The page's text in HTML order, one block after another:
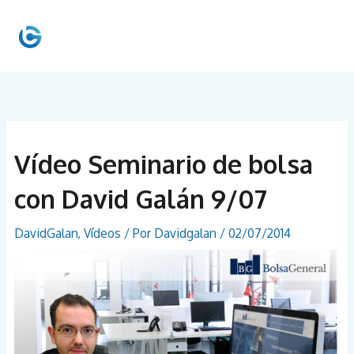
contenido
Vídeo Seminario de bolsa
con David Galán 9/07
DavidGalan,Vídeos / Por Davidgalan /02/07/2014